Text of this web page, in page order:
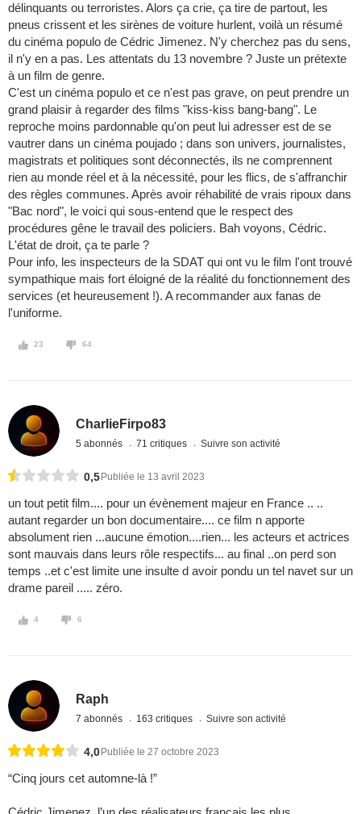
délinquants ou terroristes. Alors ça crie, ça tire de partout, les
pneus crissent et les sirènes de voiture hurlent, voilà un résumé
du cinéma populo de Cédric Jimenez. N'y cherchez pas du sens,
il n'y en a pas. Les attentats du 13 novembre ? Juste un prétexte
à un film de genre.
C'est un cinéma populo et ce n'est pas grave, on peut prendre un
grand plaisir à regarder des films "kiss-kiss bang-bang". Le
reproche moins pardonnable qu'on peut lui adresser est de se
vautrer dans un cinéma poujado ; dans son univers, journalistes,
magistrats et politiques sont déconnectés, ils ne comprennent
rien au monde réel et à la nécessité, pour les flics, de s'affranchir
des règles communes. Après avoir réhabilité de vrais ripoux dans
"Bac nord", le voici qui sous-entend que le respect des
procédures gêne le travail des policiers. Bah voyons, Cédric.
L'état de droit, ça te parle ?
Pour info, les inspecteurs de la SDAT qui ont vu le film l'ont trouvé
sympathique mais fort éloigné de la réalité du fonctionnement des
services (et heureusement !). A recommander aux fanas de
l'uniforme.
23 64
CharlieFirpo83
5 abonnés 71 critiques Suivre son activité
0,5 Publiée le 13 avril 2023
un tout petit film.... pour un évènement majeur en France .. ..
autant regarder un bon documentaire.... ce film n apporte
absolument rien ...aucune émotion....rien... les acteurs et actrices
sont mauvais dans leurs rôle respectifs... au final ..on perd son
temps ..et c'est limite une insulte d avoir pondu un tel navet sur un
drame pareil ..... zéro.
4 6
Raph
7 abonnés 163 critiques Suivre son activité
4,0 Publiée le 27 octobre 2023
“Cinq jours cet automne-là !”